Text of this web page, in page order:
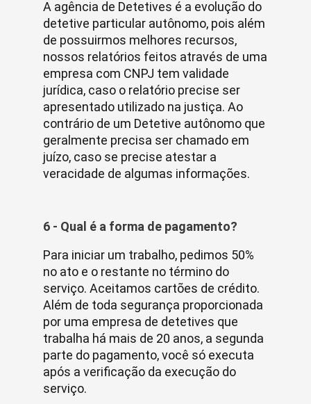
A agência de Detetives é a evolução do
detetive particular autônomo, pois além
de possuirmos melhores recursos,
nossos relatórios feitos através de uma
empresa com CNPJ tem validade
jurídica, caso o relatório precise ser
apresentado utilizado na justiça. Ao
contrário de um Detetive autônomo que
geralmente precisa ser chamado em
juízo, caso se precise atestar a
veracidade de algumas informações.
6 - Qual é a forma de pagamento?
Para iniciar um trabalho, pedimos 50%
no ato e o restante no término do
serviço. Aceitamos cartões de crédito.
Além de toda segurança proporcionada
por uma empresa de detetives que
trabalha há mais de 20 anos, a segunda
parte do pagamento, você só executa
após a verificação da execução do
serviço.